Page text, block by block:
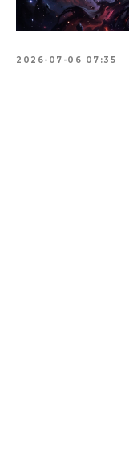
2026-07-06 07:35